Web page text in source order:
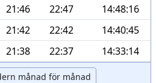
21:46 22:47 14:48:16
21:42 22:42 14:40:45
21:38 22:37 14:33:14
månad för månad